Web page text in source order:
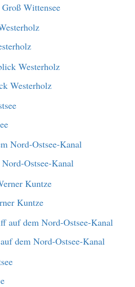
Wittensee
Westerholz
Ostsee-Kanal
Kuntze
dem Nord-Ostsee-Kanal